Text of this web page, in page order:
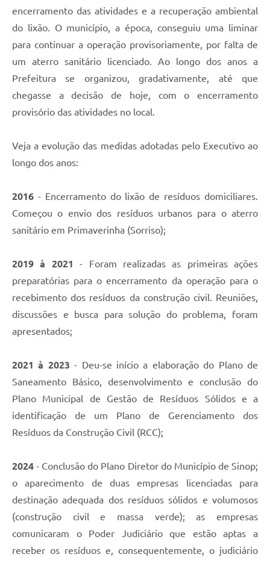
encerramento das atividades e a recuperação ambiental
do lixão. O município, a época, conseguiu uma liminar
para continuar a operação provisoriamente, por falta de
um aterro sanitário licenciado. Ao longo dos anos a
Prefeitura se organizou, gradativamente, até que
chegasse a decisão de hoje, com o encerramento
provisório das atividades no local.
Veja a evolução das medidas adotadas pelo Executivo ao
longo dos anos:
2016 - Encerramento do lixão de resíduos domiciliares.
Começou o envio dos resíduos urbanos para o aterro
sanitário em Primaverinha (Sorriso);
2019 à 2021 - Foram realizadas as primeiras ações
preparatórias para o encerramento da operação para o
recebimento dos resíduos da construção civil. Reuniões,
discussões e busca para solução do problema, foram
apresentados;
2021 à 2023 - Deu-se início a elaboração do Plano de
Saneamento Básico, desenvolvimento e conclusão do
Plano Municipal de Gestão de Resíduos Sólidos e a
identificação de um Plano de Gerenciamento dos
Resíduos da Construção Civil (RCC);
2024 - Conclusão do Plano Diretor do Município de Sinop;
o aparecimento de duas empresas licenciadas para
destinação adequada dos resíduos sólidos e volumosos
(construção civil e massa verde); as empresas
comunicaram o Poder Judiciário que estão aptas a
receber os resíduos e, consequentemente, o judiciário